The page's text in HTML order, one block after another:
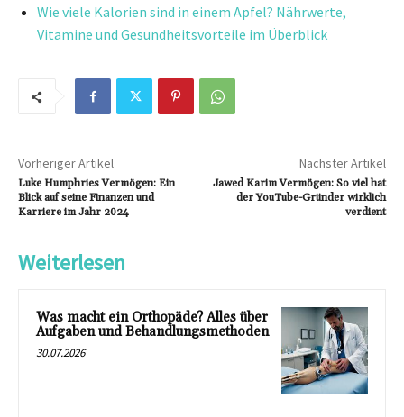
Wie viele Kalorien sind in einem Apfel? Nährwerte,
Vitamine und Gesundheitsvorteile im Überblick
Vorheriger Artikel
Luke Humphries Vermögen: Ein
Blick auf seine Finanzen und
Karriere im Jahr 2024
Nächster Artikel
Jawed Karim Vermögen: So viel hat
der YouTube-Gründer wirklich
verdient
Weiterlesen
Was macht ein Orthopäde? Alles über
Aufgaben und Behandlungsmethoden
30.07.2026